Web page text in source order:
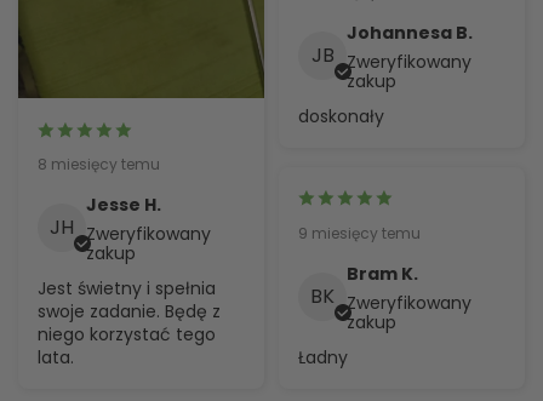
8 miesięcy temu
JH
Jesse H.
Zweryfikowany
zakup
Jest świetny i spełnia
swoje zadanie. Będę z
niego korzystać tego
lata.
JB
Johannesa B.
Zweryfikowany
zakup
doskonały
9 miesięcy temu
BK
Bram K.
Zweryfikowany
zakup
Ładny